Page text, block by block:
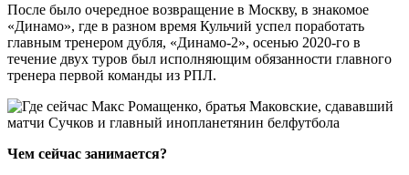
После было очередное возвращение в Москву, в знакомое
«Динамо», где в разном время Кульчий успел поработать
главным тренером дубля, «Динамо-2», осенью 2020-го в
течение двух туров был исполняющим обязанности главного
тренера первой команды из РПЛ.
Чем сейчас занимается?